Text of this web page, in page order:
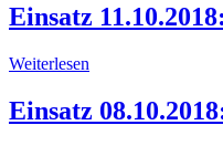
Einsatz
Weiterlesen
Einsatz